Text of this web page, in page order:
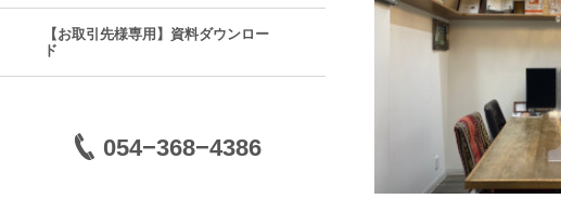
【お取引先様専用】資料ダウンロー
ド
054−368−4386